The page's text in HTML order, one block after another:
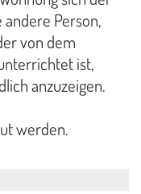
Person,
von dem
ist,
anzuzeigen.
werden.